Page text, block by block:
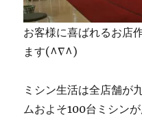
お客様に喜ばれるお店
ます(^∇^)
ミシン生活は全店舗が
ムおよそ100台ミシン